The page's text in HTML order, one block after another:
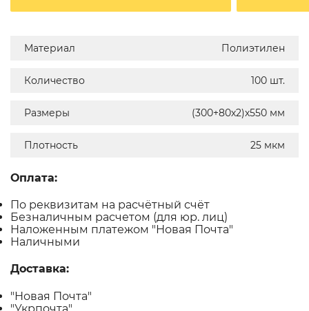
Материал Полиэтилен
Количество 100 шт.
Размеры (300+80х2)х550 мм
Плотность 25 мкм
Оплата:
По реквизитам на расчётный счёт
Безналичным расчетом (для юр. лиц)
Наложенным платежом "Новая Почта"
Наличными
Доставка:
"Новая Почта"